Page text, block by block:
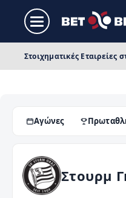
Στοιχηματικές Εταιρείες
Αγώνες
Στουρμ